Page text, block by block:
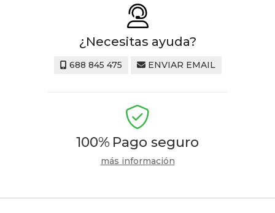
¿Necesitas ayuda?
688 845 475 ENVIAR EMAIL
100% Pago seguro
más información